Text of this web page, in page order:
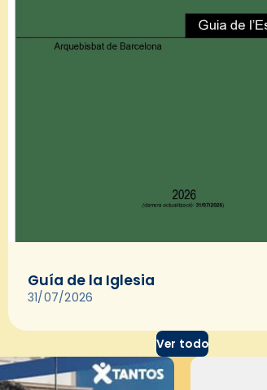
Guía de la Iglesia
31/07/2026
Ver todo